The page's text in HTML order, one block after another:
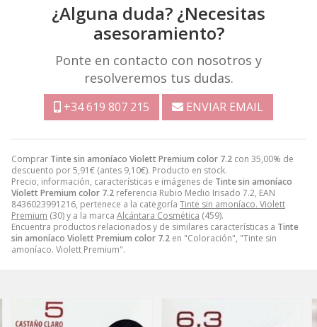
Comprar Tinte sin amoníaco Violett Premium color 7.2 con 35,00% de
descuento por5,91€ (antes 9,10€). Producto en stock.
Precio, información, características e imágenes de Tinte sin amoníaco
Violett Premium color 7.2 referencia Rubio Medio Irisado 7.2, EAN
8436023991216, pertenece a la categoría Tinte sin amoníaco. Violett
Premium (30) y a la marca Alcántara Cosmética (459).
Encuentra productos relacionados y de similares características a Tinte
sin amoníaco Violett Premium color 7.2 en "Coloración", "Tinte sin
amoníaco. Violett Premium".
¿Alguna duda? ¿Necesitas
asesoramiento?
Ponte en contacto con nosotros y
resolveremos tus dudas.
+34 619 807 215 ENVIAR EMAIL